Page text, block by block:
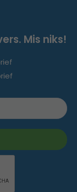
Mis niks!